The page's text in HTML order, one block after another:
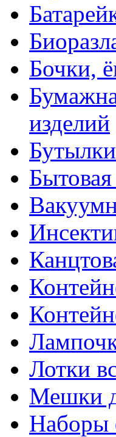
Бочки,
изделий
Лотки
Мешки
Наборы